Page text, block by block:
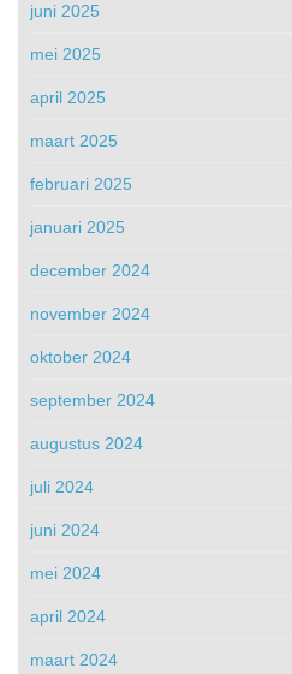
juni 2025
mei 2025
april 2025
maart 2025
februari 2025
januari 2025
december 2024
november 2024
oktober 2024
september 2024
augustus 2024
juli 2024
juni 2024
mei 2024
april 2024
maart 2024